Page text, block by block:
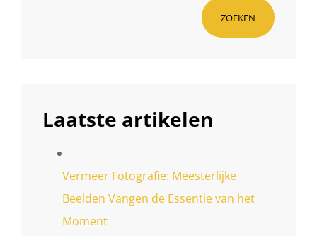
ZOEKEN
Laatste artikelen
Vermeer Fotografie: Meesterlijke
Beelden Vangen de Essentie van het
Moment